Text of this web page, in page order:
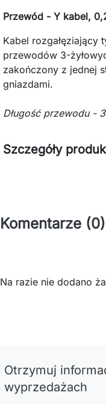
Przewód - Y kabel,
Kabel rozgałęziający
przewodów 3-
zakończony z jednej
gniazdami.
Długość przewodu -
Szczegóły
Komentarze (0)
Na razie nie dodano
Otrzymuj
wyprzedażach